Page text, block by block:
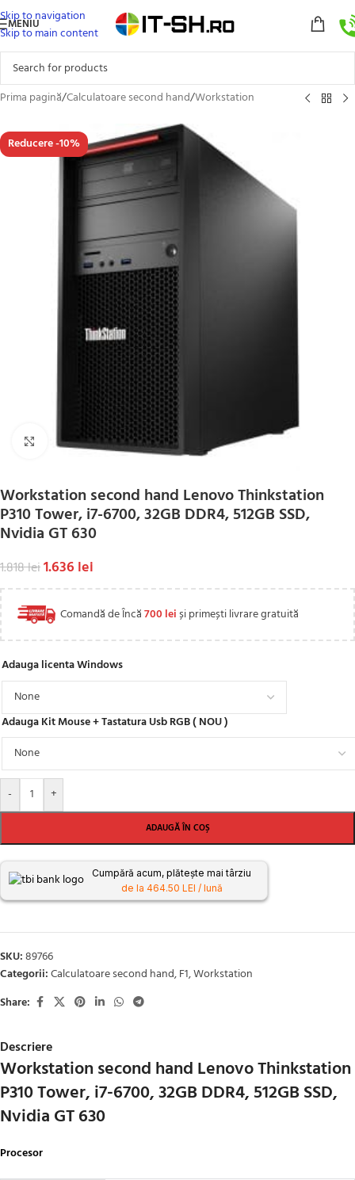
Skip to navigation
Skip to main content
MENIU
Prima pagină/Calculatoare second hand/Workstation
Reducere -10%
Click to enlarge
Workstation second hand Lenovo Thinkstation
P310 Tower, i7-6700, 32GB DDR4, 512GB SSD,
Nvidia GT 630
1.818lei1.636 lei
Comandă de Încă700 leiși primești livrare gratuită
Adauga licenta Windows
Adauga Kit Mouse + Tastatura Usb RGB ( NOU )
- +
ADAUGĂ ÎN COȘ
Cumpără acum, plătește mai târziu
de la 464.50 LEI / lună
SKU:89766
Categorii:Calculatoare second hand,F1,Workstation
Share:
Descriere
Workstation second hand Lenovo Thinkstation
P310 Tower, i7-6700, 32GB DDR4, 512GB SSD,
Nvidia GT 630
Procesor